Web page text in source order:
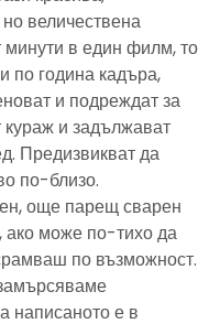
величествена
минути в един филм, то
по година кадъра,
и подреждат за
кураж и задължават
Предизвикват да
по-близо.
още парещ сварен
ако може по-тихо да
по възможност.
написаното е в